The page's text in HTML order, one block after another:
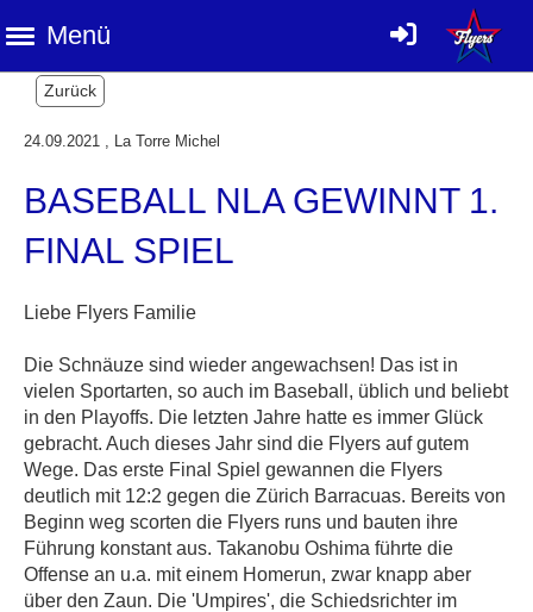
Menü
Zurück
24.09.2021 , La Torre Michel
BASEBALL NLA GEWINNT 1.
FINAL SPIEL
Liebe Flyers Familie
Die Schnäuze sind wieder angewachsen! Das ist in
vielen Sportarten, so auch im Baseball, üblich und beliebt
in den Playoffs. Die letzten Jahre hatte es immer Glück
gebracht. Auch dieses Jahr sind die Flyers auf gutem
Wege. Das erste Final Spiel gewannen die Flyers
deutlich mit 12:2 gegen die Zürich Barracuas. Bereits von
Beginn weg scorten die Flyers runs und bauten ihre
Führung konstant aus. Takanobu Oshima führte die
Offense an u.a. mit einem Homerun, zwar knapp aber
über den Zaun. Die 'Umpires', die Schiedsrichter im